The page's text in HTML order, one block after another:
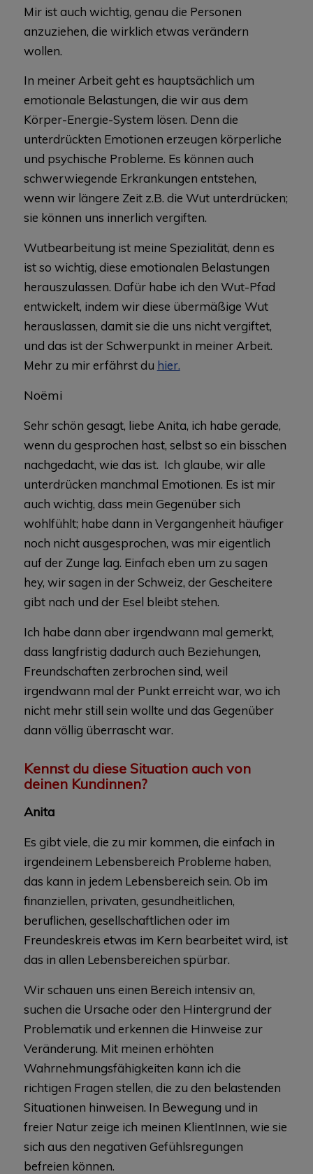
Mir ist auch wichtig, genau die Personen
anzuziehen, die wirklich etwas verändern
wollen.
In meiner Arbeit geht es hauptsächlich um
emotionale Belastungen, die wir aus dem
Körper-Energie-System lösen. Denn die
unterdrückten Emotionen erzeugen körperliche
und psychische Probleme. Es können auch
schwerwiegende Erkrankungen entstehen,
wenn wir längere Zeit z.B. die Wut unterdrücken;
sie können uns innerlich vergiften.
Wutbearbeitung ist meine Spezialität, denn es
ist so wichtig, diese emotionalen Belastungen
herauszulassen. Dafür habe ich den Wut-Pfad
entwickelt, indem wir diese übermäßige Wut
herauslassen, damit sie die uns nicht vergiftet,
und das ist der Schwerpunkt in meiner Arbeit.
Mehr zu mir erfährst du hier.
Noëmi
Sehr schön gesagt, liebe Anita, ich habe gerade,
wenn du gesprochen hast, selbst so ein bisschen
nachgedacht, wie das ist. Ich glaube, wir alle
unterdrücken manchmal Emotionen. Es ist mir
auch wichtig, dass mein Gegenüber sich
wohlfühlt; habe dann in Vergangenheit häufiger
noch nicht ausgesprochen, was mir eigentlich
auf der Zunge lag. Einfach eben um zu sagen
hey, wir sagen in der Schweiz, der Gescheitere
gibt nach und der Esel bleibt stehen.
Ich habe dann aber irgendwann mal gemerkt,
dass langfristig dadurch auch Beziehungen,
Freundschaften zerbrochen sind, weil
irgendwann mal der Punkt erreicht war, wo ich
nicht mehr still sein wollte und das Gegenüber
dann völlig überrascht war.
Kennst du diese Situation auch von
deinen Kundinnen?
Anita
Es gibt viele, die zu mir kommen, die einfach in
irgendeinem Lebensbereich Probleme haben,
das kann in jedem Lebensbereich sein. Ob im
finanziellen, privaten, gesundheitlichen,
beruflichen, gesellschaftlichen oder im
Freundeskreis etwas im Kern bearbeitet wird, ist
das in allen Lebensbereichen spürbar.
Wir schauen uns einen Bereich intensiv an,
suchen die Ursache oder den Hintergrund der
Problematik und erkennen die Hinweise zur
Veränderung. Mit meinen erhöhten
Wahrnehmungsfähigkeiten kann ich die
richtigen Fragen stellen, die zu den belastenden
Situationen hinweisen. In Bewegung und in
freier Natur zeige ich meinen KlientInnen, wie sie
sich aus den negativen Gefühlsregungen
befreien können.